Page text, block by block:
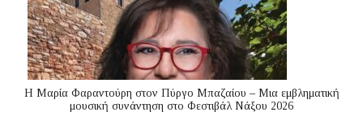
Η Μαρία Φαραντούρη στον Πύργο Μπαζαίου – Μια εμβληματική
μουσική συνάντηση στο Φεστιβάλ Νάξου 2026